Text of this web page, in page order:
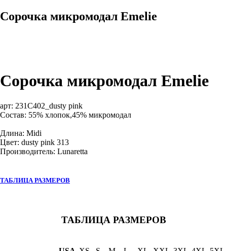
Сорочка микромодал Emelie
Сорочка микромодал Emelie
арт: 231C402_dusty pink
Состав: 55% хлопок,45% микромодал
Длина: Midi
Цвет: dusty pink 313
Производитель: Lunaretta
ТАБЛИЦА РАЗМЕРОВ
ТАБЛИЦА РАЗМЕРОВ